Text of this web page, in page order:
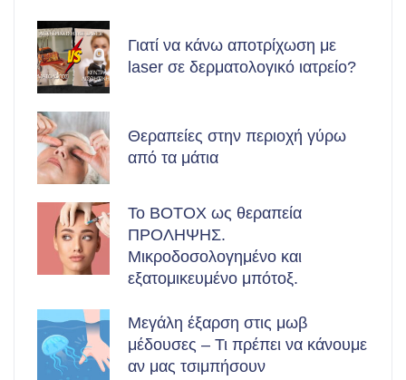
Γιατί να κάνω αποτρίχωση με
laser σε δερματολογικό ιατρείο?
Θεραπείες στην περιοχή γύρω
από τα μάτια
Το BOTOX ως θεραπεία
ΠΡΟΛΗΨΗΣ.
Μικροδοσολογημένο και
εξατομικευμένο μπότοξ.
Μεγάλη έξαρση στις μωβ
μέδουσες – Τι πρέπει να κάνουμε
αν μας τσιμπήσουν